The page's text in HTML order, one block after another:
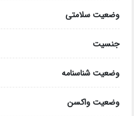
وضعیت سلامتی
جنسیت
وضعیت شناسنامه
وضعیت واکسن